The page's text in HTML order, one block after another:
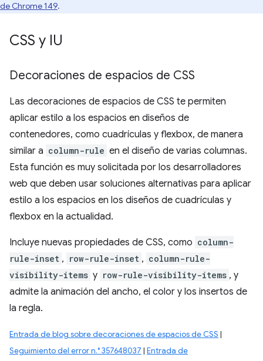
de Chrome 149.
CSS y IU
Decoraciones de espacios de CSS
Las decoraciones de espacios de CSS te permiten
aplicar estilo a los espacios en diseños de
contenedores, como cuadrículas y flexbox, de manera
similar a column-rule en el diseño de varias columnas.
Esta función es muy solicitada por los desarrolladores
web que deben usar soluciones alternativas para aplicar
estilo a los espacios en los diseños de cuadrículas y
flexbox en la actualidad.
Incluye nuevas propiedades de CSS, como column-
rule-inset , row-rule-inset , column-rule-
visibility-items y row-rule-visibility-items , y
admite la animación del ancho, el color y los insertos de
la regla.
Entrada de blog sobre decoraciones de espacios de CSS |
Seguimiento del error n.° 357648037 | Entrada de